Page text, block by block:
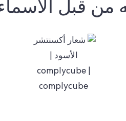
من قبل